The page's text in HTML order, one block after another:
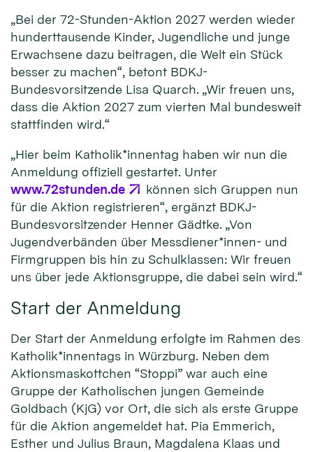
„Bei der 72-Stunden-Aktion 2027 werden wieder
hunderttausende Kinder, Jugendliche und junge
Erwachsene dazu beitragen, die Welt ein Stück
besser zu machen“, betont BDKJ-
Bundesvorsitzende Lisa Quarch. „Wir freuen uns,
dass die Aktion 2027 zum vierten Mal bundesweit
stattfinden wird.“
„Hier beim Katholik*innentag haben wir nun die
Anmeldung offiziell gestartet. Unter
www.72stunden.de
können sich Gruppen nun
für die Aktion registrieren“, ergänzt BDKJ-
Bundesvorsitzender Henner Gädtke. „Von
Jugendverbänden über Messdiener*innen- und
Firmgruppen bis hin zu Schulklassen: Wir freuen
uns über jede Aktionsgruppe, die dabei sein wird.“
Start der Anmeldung
Der Start der Anmeldung erfolgte im Rahmen des
Katholik*innentags in Würzburg. Neben dem
Aktionsmaskottchen “Stoppi” war auch eine
Gruppe der Katholischen jungen Gemeinde
Goldbach (KjG) vor Ort, die sich als erste Gruppe
für die Aktion angemeldet hat. Pia Emmerich,
Esther und Julius Braun, Magdalena Klaas und